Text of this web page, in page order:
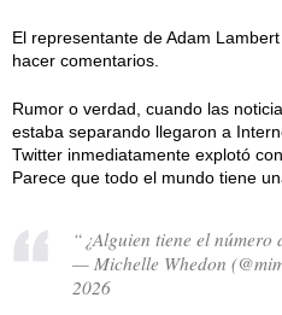
El representante de Adam
hacer comentarios.
Rumor o verdad, cuando las
estaba separando llegaron a
Twitter inmediatamente explotó
Parece que todo el mundo tiene
“¿Alguien tiene el número
— Michelle Whedon
2026